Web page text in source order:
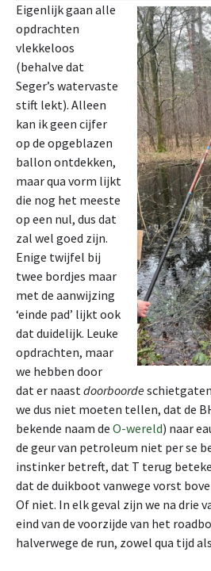
Eigenlijk gaan alle
opdrachten
vlekkeloos
(behalve dat
Seger’s watervaste
stift lekt). Alleen
kan ik geen cijfer
op de opgeblazen
ballon ontdekken,
maar qua vorm lijkt
die nog het meeste
op een nul, dus dat
zal wel goed zijn.
Enige twijfel bij
twee bordjes maar
met de aanwijzing
‘einde pad’ lijkt ook
dat duidelijk. Leuke
opdrachten, maar
we hebben door
dat er naast doorboorde
we dus niet moeten tellen, dat de
bekende naam de O-wereld) naar
de geur van petroleum niet per se
instinker betreft, dat T terug
dat de duikboot vanwege vorst
Of niet. In elk geval zijn we na drie
eind van de voorzijde van het
halverwege de run, zowel qua tijd